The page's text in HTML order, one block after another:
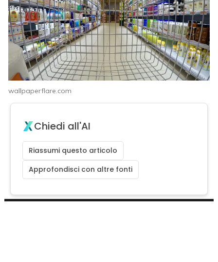
wallpaperflare.com
Chiedi all'AI
Riassumi questo articolo
Approfondisci con altre fonti